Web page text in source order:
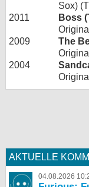
Sox)
2011
Boss
2009
The
2004
AKTUELLE
04.08.2026